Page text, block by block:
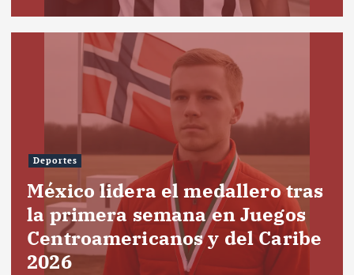
Deportes
México lidera el medallero tras
la primera semana en Juegos
Centroamericanos y del Caribe
2026